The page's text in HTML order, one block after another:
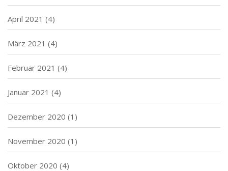
April 2021 (4)
März 2021 (4)
Februar 2021 (4)
Januar 2021 (4)
Dezember 2020 (1)
November 2020 (1)
Oktober 2020 (4)